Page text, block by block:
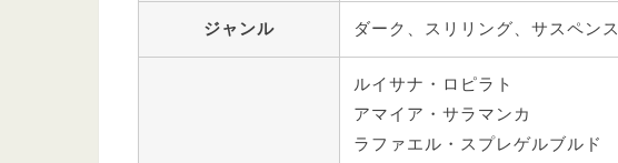
ジャンル ダーク、スリリング、サスペンス
ルイサナ・ロピラト
アマイア・サラマンカ
ラファエル・スプレゲルブルド